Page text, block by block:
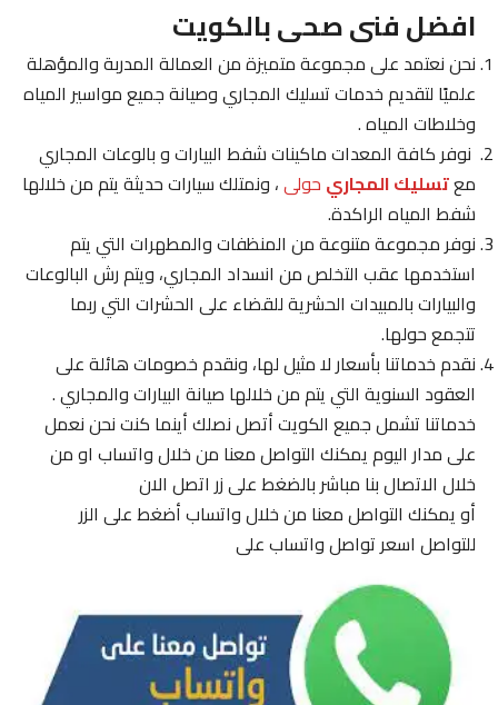
افضل فنى صحى بالكويت
نحن نعتمد على مجموعة متميزة من العمالة المدربة والمؤهلة
علميًا لتقديم خدمات تسليك المجاري وصيانة جميع مواسير المياه
وخلاطات المياه .
نوفر كافة المعدات ماكينات شفط البيارات و بالوعات المجاري
معتسليك المجاريحولى، ونمتلك سيارات حديثة يتم من خلالها
شفط المياه الراكدة.
نوفر مجموعة متنوعة من المنظفات والمطهرات التي يتم
استخدمها عقب التخلص من انسداد المجاري، ويتم رش البالوعات
والبيارات بالمبيدات الحشرية للقضاء على الحشرات التي ربما
تتجمع حولها.
نقدم خدماتنا بأسعار لا مثيل لها، ونقدم خصومات هائلة على
العقود السنوية التي يتم من خلالها صيانة البيارات والمجاري .
خدماتنا تشمل جميع الكويت أتصل نصلك أينما كنت نحن نعمل
على مدار اليوم يمكنك التواصل معنا من خلال واتساب او من
خلال الاتصال بنا مباشر بالضغط على زر اتصل الان
أو يمكنك التواصل معنا من خلال واتساب أضغط على الزر
للتواصل اسعر تواصل واتساب على